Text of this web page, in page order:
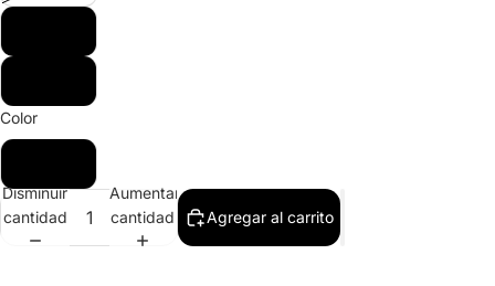
Color
Disminuir
cantidad
Aumentar
cantidad
Agregar al carrito